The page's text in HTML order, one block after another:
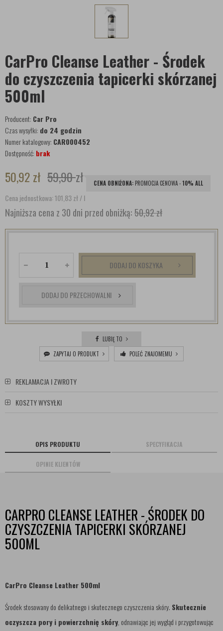
CarPro Cleanse Leather - Środek
do czyszczenia tapicerki skórzanej
500ml
Producent: Car Pro
Czas wysyłki: do 24 godzin
Numer katalogowy: CAR000452
Dostępność: brak
50,92zł 59,90zł CENA OBNIŻONA: PROMOCJA CENOWA -10% ALL
Cena jednostkowa: 101,83zł/ l
Najniższa cena z 30 dni przed obniżką:50,92 zł
DODAJ DO KOSZYKA
DODAJ DO PRZECHOWALNI
LUBIĘ TO
ZAPYTAJ O PRODUKT
POLEĆ ZNAJOMEMU
REKLAMACJA I ZWROTY
KOSZTY WYSYŁKI
OPIS PRODUKTU SPECYFIKACJA
OPINIE KLIENTÓW
CARPRO CLEANSE LEATHER - ŚRODEK DO
CZYSZCZENIA TAPICERKI SKÓRZANEJ
500ML
CarPro Cleanse Leather 500ml
Środek stosowany do delikatnego i skutecznego czyszczenia skóry. Skutecznie
oczyszcza pory i powierzchnię skóry , odnawiając jej wygląd i przygotowując